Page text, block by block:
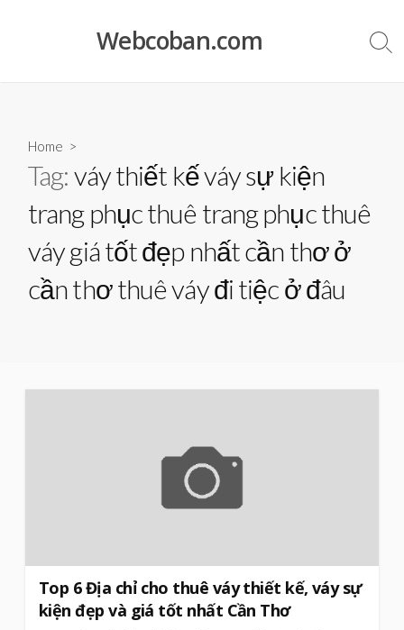
Webcoban.com
Home >
Tag:váy thiết kế váy sự kiện
trang phục thuê trang phục thuê
váy giá tốt đẹp nhất cần thơ ở
cần thơ thuê váy đi tiệc ở đâu
Top 6 Địa chỉ cho thuê váy thiết kế, váy sự
kiện đẹp và giá tốt nhất Cần Thơ